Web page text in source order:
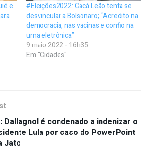
e
#Eleições2022: Cacá Leão tenta se
desvincular a Bolsonaro; “Acredito na
democracia, nas vacinas e confio na
urna eletrônica”
9 maio 2022 - 16h35
Em "Cidades"
Dallagnol é condenado a indenizar o
Lula por caso do PowerPoint
Jato